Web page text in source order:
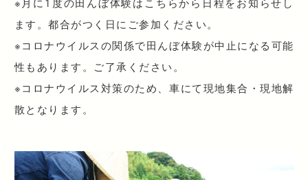
※月に1度の田んぼ体験はこちらから日程をお知らせし
ます。都合がつく日にご参加ください。
※コロナウイルスの関係で田んぼ体験が中止になる可能
性もあります。ご了承ください。
※コロナウイルス対策のため、車にて現地集合・現地解
散となります。